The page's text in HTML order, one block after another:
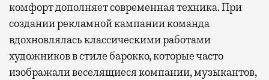
комфорт дополняет современная техника. При
создании рекламной кампании команда
вдохновлялась классическими работами
художников в стиле барокко, которые часто
изображали веселящиеся компании, музыкантов,